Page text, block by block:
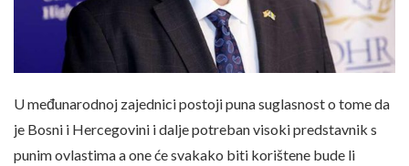
U međunarodnoj zajednici postoji puna suglasnost o tome da
je Bosni i Hercegovini i dalje potreban visoki predstavnik s
punim ovlastima a one će svakako biti korištene bude li